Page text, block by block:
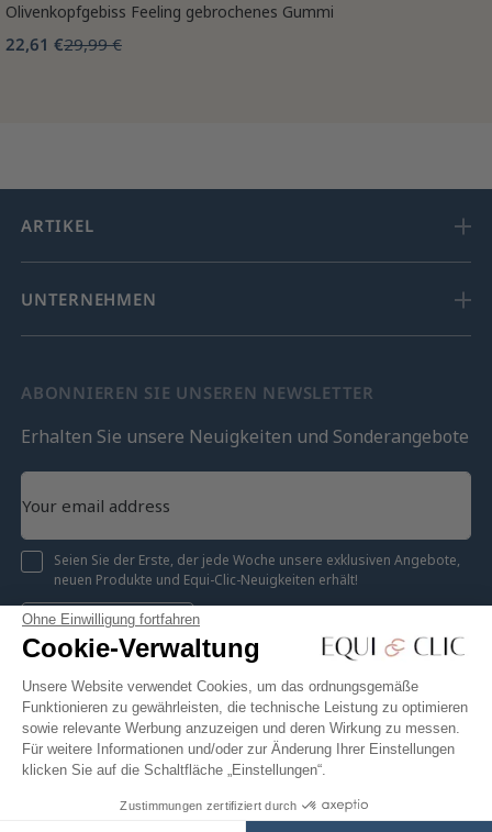
Ohne Einwilligung fortfahren
Cookie-Verwaltung
Unsere Website verwendet Cookies, um das ordnungsgemäße
Funktionieren zu gewährleisten, die technische Leistung zu optimieren
sowie relevante Werbung anzuzeigen und deren Wirkung zu messen.
Für weitere Informationen und/oder zur Änderung Ihrer Einstellungen
klicken Sie auf die Schaltfläche „Einstellungen“.
Zustimmungen zertifiziert durch
In den Warenkorb
Olivenkopfgebiss Feeling gebrochenes Gummi
22,61 €29,99 €
ARTIKEL
UNTERNEHMEN
ABONNIEREN SIE UNSEREN NEWSLETTER
Erhalten Sie unsere Neuigkeiten und Sonderangebote
Seien Sie der Erste, der jede Woche unsere exklusiven Angebote,
neuen Produkte und Equi-Clic-Neuigkeiten erhält!
Registrieren
Facebook Twitter
YouTube
Pinterest
Instagram